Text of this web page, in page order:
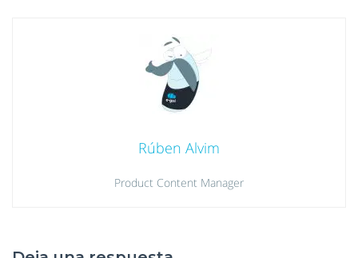
Rúben Alvim
Product Content Manager